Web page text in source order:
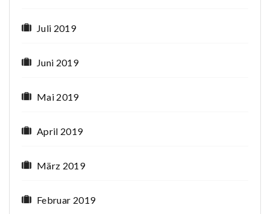
Juli 2019
Juni 2019
Mai 2019
April 2019
März 2019
Februar 2019